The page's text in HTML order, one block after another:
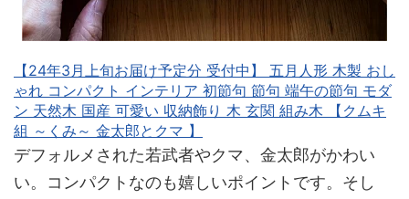
【24年3月上旬お届け予定分 受付中】 五月人形 木製 おし
ゃれ コンパクト インテリア 初節句 節句 端午の節句 モダ
ン 天然木 国産 可愛い 収納飾り 木 玄関 組み木 【クムキ
組 ～くみ～ 金太郎とクマ 】
デフォルメされた若武者やクマ、金太郎がかわい
い。コンパクトなのも嬉しいポイントです。そし